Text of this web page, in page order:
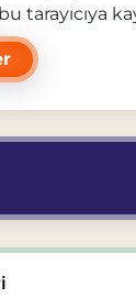
tarayıcıya